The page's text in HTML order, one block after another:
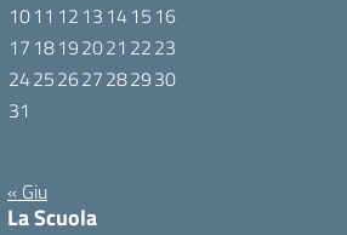
1011 12 13 1415 16
17 18192021 2223
24252627282930
31
« Giu
La Scuola